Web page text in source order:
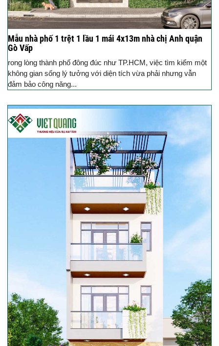
Mẫu nhà phố 1 trệt 1 lầu 1 mái 4x13m nhà chị Anh quận
Gò Vấp
rong lòng thành phố đông đúc như TP.HCM, việc tìm kiếm một
không gian sống lý tưởng với diện tích vừa phải nhưng vẫn
đảm bảo công năng...